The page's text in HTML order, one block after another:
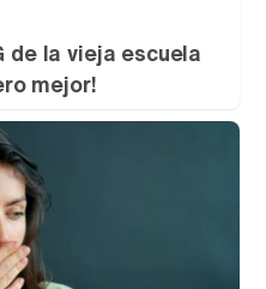
de la vieja escuela
mejor!